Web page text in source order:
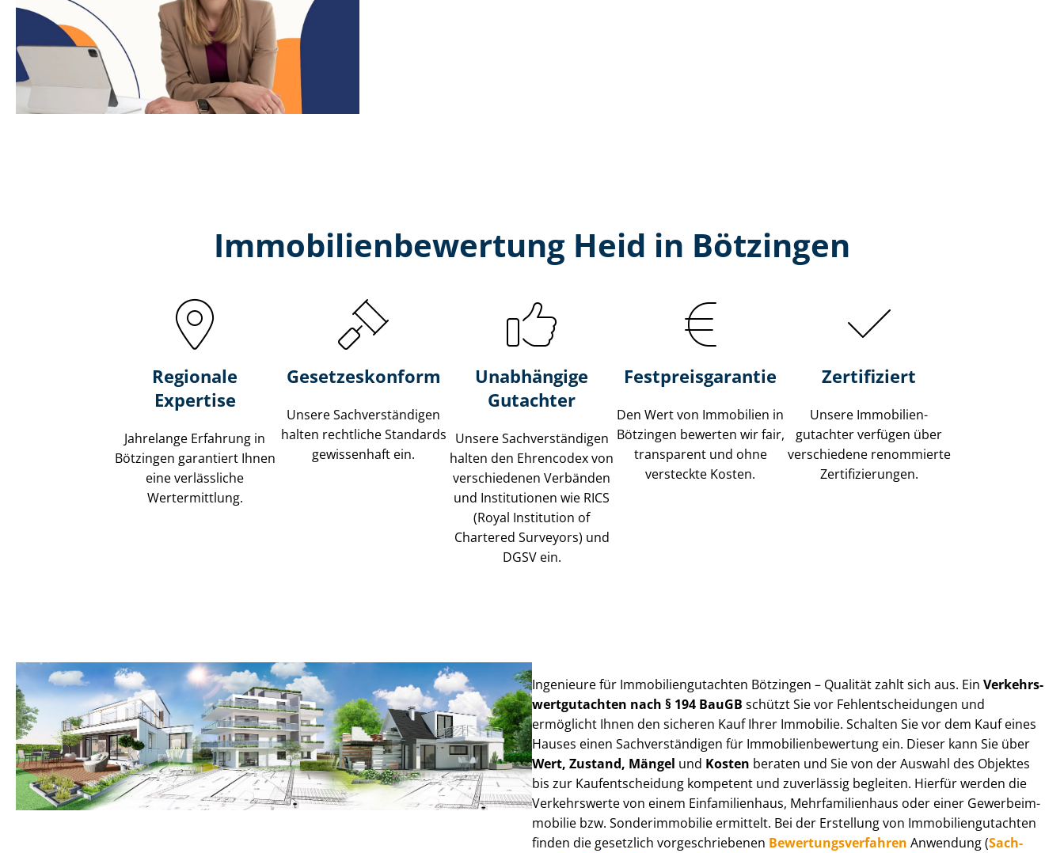
Immobilien­bewertung Heid in Bötzingen
Regionale
Expertise
Jahrelange Erfahrung in
Bötzingen garantiert Ihnen
eine verlässliche
Wertermittlung.
Gesetzes­konform
Unsere Sach­ver­stän­di­gen
halten rechtliche Standards
gewissenhaft ein.
Unabhängige
Gutachter
Unsere Sach­ver­stän­di­gen
halten den Ehrencodex von
verschiedenen Verbänden
und Institutionen wie RICS
(Royal Institution of
Chartered Surveyors) und
DGSV ein.
Festpreis​garantie
Den Wert von Immobilien in
Bötzingen bewerten wir fair,
transparent und ohne
versteckte Kosten.
Zertifiziert
Unsere Immobilien­
gutachter verfügen über
verschiedene renommierte
Zer­ti­fi­zie­run­gen.
Ingenieure für Im­mo­bi­li­en­gut­ach­ten Bötzingen – Qualität zahlt sich aus. Ein Ver­kehrs­
wert­gut­ach­ten nach § 194 BauGB schützt Sie vor Fehl­ent­schei­dun­gen und
ermöglicht Ihnen den sicheren Kauf Ihrer Immobilie. Schalten Sie vor dem Kauf eines
Hauses einen Sach­ver­stän­di­gen für Im­mo­bi­li­en­be­wer­tung ein. Dieser kann Sie über
Wert, Zustand, Mängel und Kosten beraten und Sie von der Auswahl des Objektes
bis zur Kauf­ent­schei­dung kompetent und zuverlässig begleiten. Hierfür werden die
Verkehrswerte von einem Einfamilienhaus, Mehr­fa­mi­li­en­haus oder einer Ge­wer­be­im­
mo­bi­lie bzw. Sonderimmobilie ermittelt. Bei der Erstellung von Im­mo­bi­li­en­gut­ach­ten
finden die gesetzlich vor­ge­schrie­be­nen Be­wer­tungs­ver­fah­ren Anwendung (Sach­